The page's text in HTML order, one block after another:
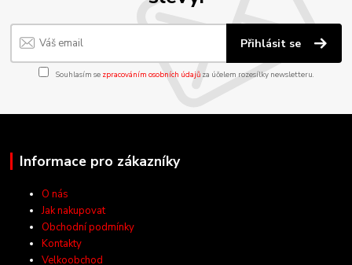
Přihlásit se
Souhlasím se zpracováním osobních údajůza účelem rozesílky newsletteru.
Informace pro zákazníky
O nás
Jak nakupovat
Obchodní podmínky
Kontakty
Velkoobchod